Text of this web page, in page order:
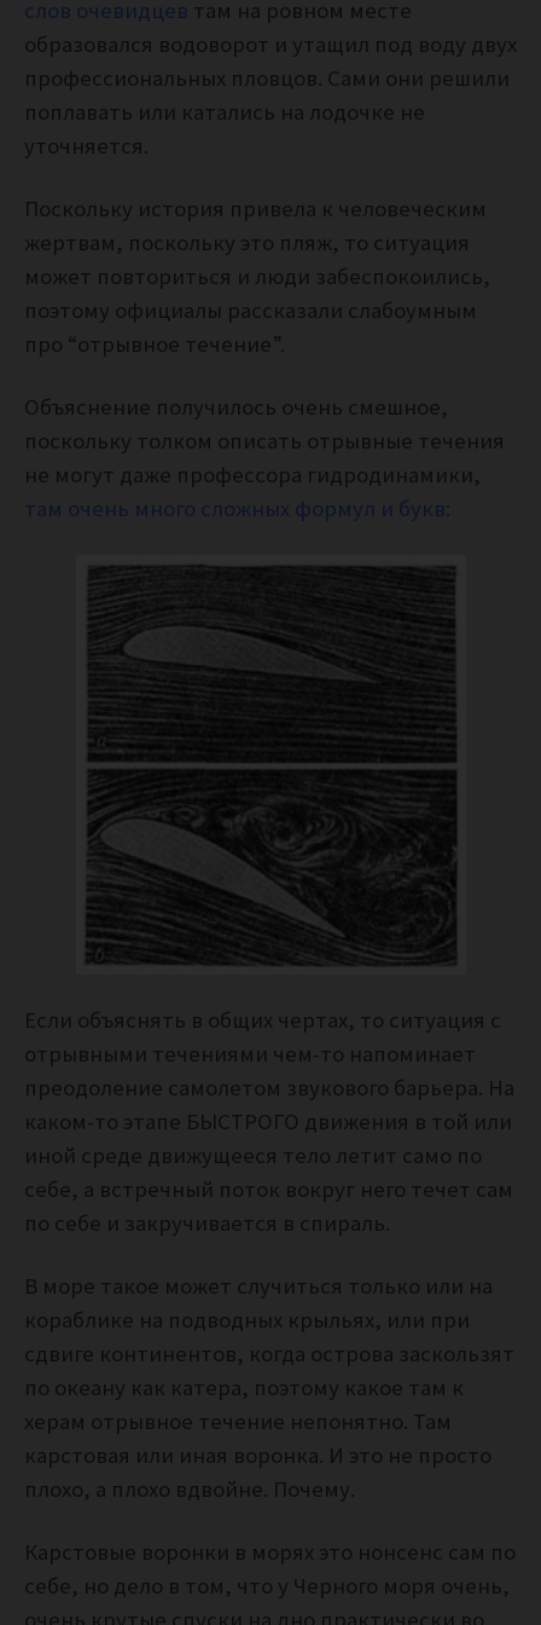
слов очевидцев там на ровном месте
образовался водоворот и утащил под воду двух
профессиональных пловцов. Сами они решили
поплавать или катались на лодочке не
уточняется.
Поскольку история привела к человеческим
жертвам, поскольку это пляж, то ситуация
может повториться и люди забеспокоились,
поэтому официалы рассказали слабоумным
про “отрывное течение”.
Объяснение получилось очень смешное,
поскольку толком описать отрывные течения
не могут даже профессора гидродинамики,
там очень много сложных формул и букв:
Если объяснять в общих чертах, то ситуация с
отрывными течениями чем-то напоминает
преодоление самолетом звукового барьера. На
каком-то этапе БЫСТРОГО движения в той или
иной среде движущееся тело летит само по
себе, а встречный поток вокруг него течет сам
по себе и закручивается в спираль.
В море такое может случиться только или на
кораблике на подводных крыльях, или при
сдвиге континентов, когда острова заскользят
по океану как катера, поэтому какое там к
херам отрывное течение непонятно. Там
карстовая или иная воронка. И это не просто
плохо, а плохо вдвойне. Почему.
Карстовые воронки в морях это нонсенс сам по
себе, но дело в том, что у Черного моря очень,